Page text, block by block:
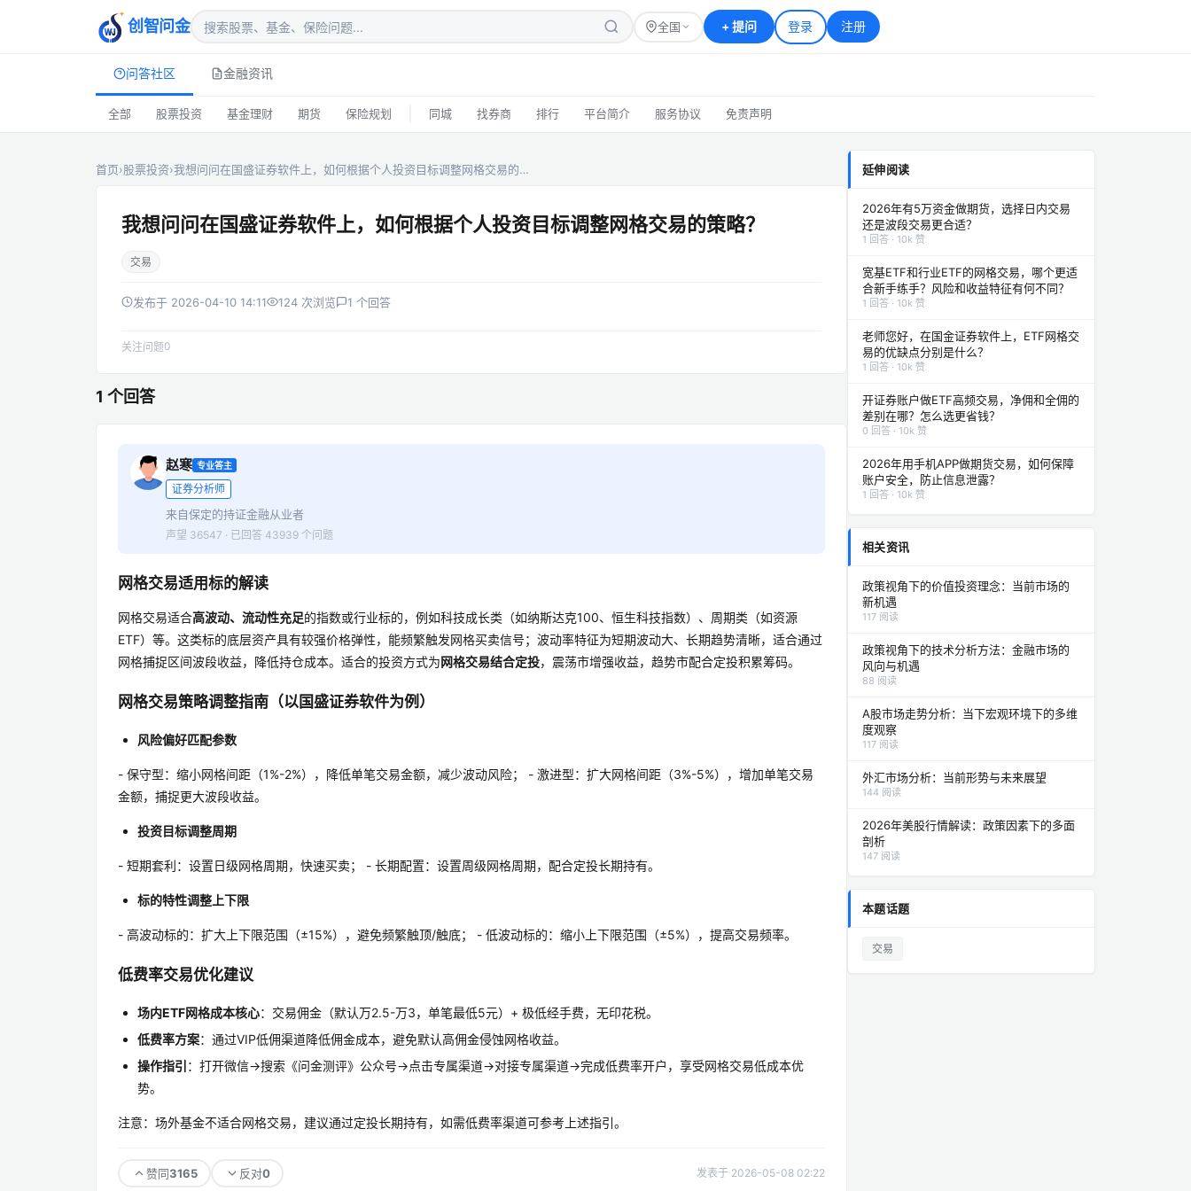
创智问金 全国 +提问 登录 注册
问答社区 金融资讯
全部 股票投资 基金理财 期货 保险规划 同城 找券商 排行 平台简介 服务协议 免责声明
首页›股票投资›我想问问在国盛证券软件上，如何根据个人投资目标调整网格交易的…
我想问问在国盛证券软件上，如何根据个人投资目标调整网格交易的策略？
交易
发布于 2026-04-10 14:11 124 次浏览 1 个回答
关注问题0
1 个回答
赵寒 专业答主
证券分析师
来自保定的持证金融从业者
声望 36547 · 已回答 43939 个问题
网格交易适用标的解读
网格交易适合高波动、流动性充足的指数或行业标的，例如科技成长类（如纳斯达克100、恒生科技指数）、周期类（如资源
ETF）等。这类标的底层资产具有较强价格弹性，能频繁触发网格买卖信号；波动率特征为短期波动大、长期趋势清晰，适合通过
网格捕捉区间波段收益，降低持仓成本。适合的投资方式为网格交易结合定投，震荡市增强收益，趋势市配合定投积累筹码。
网格交易策略调整指南（以国盛证券软件为例）
风险偏好匹配参数
- 保守型：缩小网格间距（1%-2%），降低单笔交易金额，减少波动风险； - 激进型：扩大网格间距（3%-5%），增加单笔交易
金额，捕捉更大波段收益。
投资目标调整周期
- 短期套利：设置日级网格周期，快速买卖； - 长期配置：设置周级网格周期，配合定投长期持有。
标的特性调整上下限
- 高波动标的：扩大上下限范围（±15%），避免频繁触顶/触底； - 低波动标的：缩小上下限范围（±5%），提高交易频率。
低费率交易优化建议
场内ETF网格成本核心：交易佣金（默认万2.5-万3，单笔最低5元）+ 极低经手费，无印花税。
低费率方案：通过VIP低佣渠道降低佣金成本，避免默认高佣金侵蚀网格收益。
操作指引 ：打开微信→搜索《问金测评》公众号→点击专属渠道→对接专属渠道→完成低费率开户，享受网格交易低成本优
势。
注意：场外基金不适合网格交易，建议通过定投长期持有，如需低费率渠道可参考上述指引。
赞同3165 反对0 发表于 2026-05-08 02:22
延伸阅读
2026年有5万资金做期货，选择日内交易
还是波段交易更合适？
1 回答 · 10k 赞
宽基ETF和行业ETF的网格交易，哪个更适
合新手练手？风险和收益特征有何不同？
1 回答 · 10k 赞
老师您好，在国金证券软件上，ETF网格交
易的优缺点分别是什么？
1 回答 · 10k 赞
开证券账户做ETF高频交易，净佣和全佣的
差别在哪？怎么选更省钱？
0 回答 · 10k 赞
2026年用手机APP做期货交易，如何保障
账户安全，防止信息泄露？
1 回答 · 10k 赞
相关资讯
政策视角下的价值投资理念：当前市场的
新机遇
117 阅读
政策视角下的技术分析方法：金融市场的
风向与机遇
88 阅读
A股市场走势分析：当下宏观环境下的多维
度观察
117 阅读
外汇市场分析：当前形势与未来展望
144 阅读
2026年美股行情解读：政策因素下的多面
剖析
147 阅读
本题话题
交易